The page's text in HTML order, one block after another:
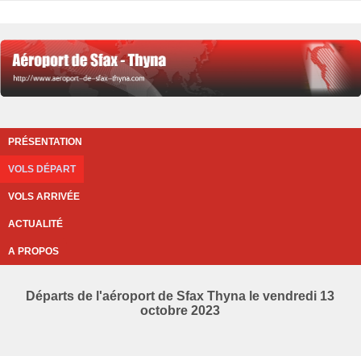
PRÉSENTATION
VOLS DÉPART
VOLS ARRIVÉE
ACTUALITÉ
A PROPOS
Départs de l'aéroport de Sfax Thyna le vendredi 13
octobre 2023